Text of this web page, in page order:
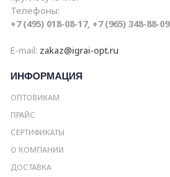
Телефоны:
+7 (495) 018-08-17, +7 (965) 348-88-09
E-mail: zakaz@igrai-opt.ru
ИНФОРМАЦИЯ
ОПТОВИКАМ
ПРАЙС
СЕРТИФИКАТЫ
О КОМПАНИИ
ДОСТАВКА